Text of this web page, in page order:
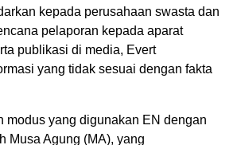
kepada perusahaan swasta dan
pelaporan kepada aparat
publikasi di media, Evert
yang tidak sesuai dengan fakta
modus yang digunakan EN dengan
Musa Agung (MA), yang